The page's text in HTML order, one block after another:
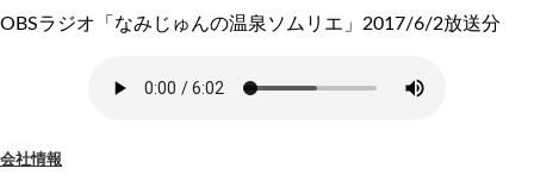
OBSラジオ「なみじゅんの温泉ソムリエ」2017/6/2放送分
会社情報